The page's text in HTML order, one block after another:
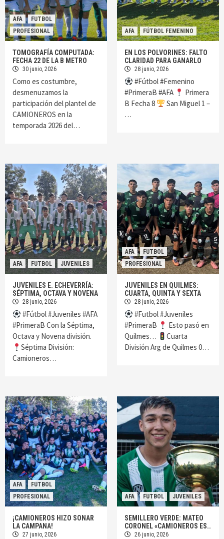
AFA
FUTBOL
PROFESIONAL
TOMOGRAFÍA COMPUTADA:
FECHA 22 DE LA B METRO
30 junio, 2026
Como es costumbre,
desmenuzamos la
participación del plantel de
CAMIONEROS en la
temporada 2026 del…
AFA FÚTBOL FEMENINO
EN LOS POLVORINES: FALTO
CLARIDAD PARA GANARLO
28 junio, 2026
#Fútbol #Femenino
#PrimeraB #AFA
Primera
B Fecha 8
San Miguel 1 –
…
AFA FUTBOL JUVENILES
JUVENILES E. ECHEVERRÍA:
SÉPTIMA, OCTAVA Y NOVENA
28 junio, 2026
#Fútbol #Juveniles #AFA
#PrimeraB Con la Séptima,
Octava y Novena división.
Séptima División:
Camioneros…
AFA
FUTBOL
PROFESIONAL
JUVENILES EN QUILMES:
CUARTA, QUINTA Y SEXTA
28 junio, 2026
#Futbol #Juveniles
#PrimeraB
Esto pasó en
Quilmes…
Cuarta
División Arg de Quilmes 0…
AFA
FUTBOL
PROFESIONAL
¡CAMIONEROS HIZO SONAR
LA CAMPANA!
27 junio, 2026
AFA FUTBOL JUVENILES
SEMILLERO VERDE: MATEO
CORONEL «CAMIONEROS ES..
26 junio, 2026